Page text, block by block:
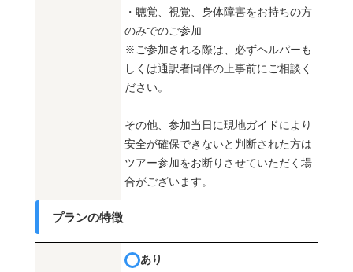
・聴覚、視覚、身体障害をお持ちの方
のみでのご参加
※ご参加される際は、必ずヘルパーも
しくは通訳者同伴の上事前にご相談く
ださい。
その他、参加当日に現地ガイドにより
安全が確保できないと判断された方は
ツアー参加をお断りさせていただく場
合がございます。
プランの特徴
あり